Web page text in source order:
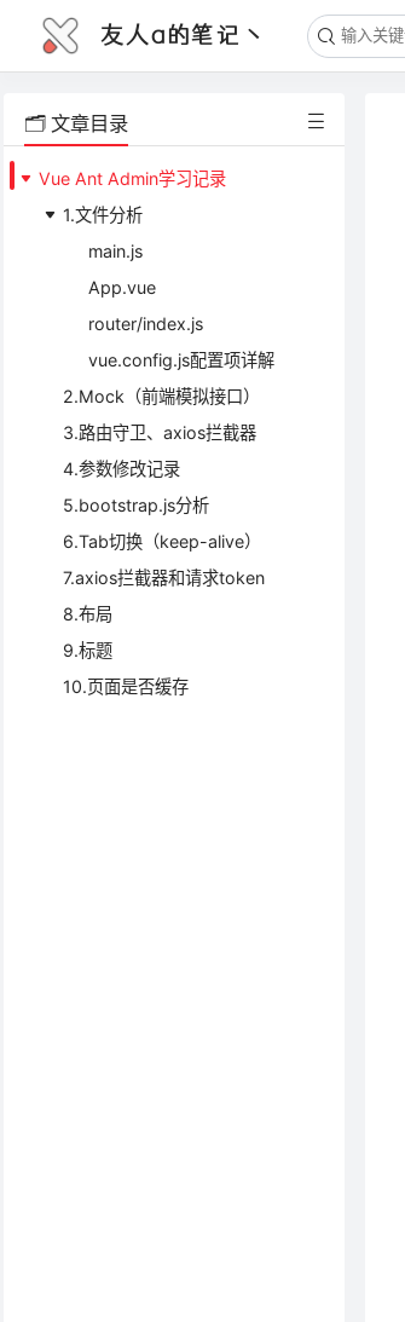
友人a的笔记丶
🗂️ 文章目录
Vue Ant Admin学习记录
1.文件分析
main.js
App.vue
router/index.js
vue.config.js配置项详解
2.Mock（前端模拟接口）
3.路由守卫、axios拦截器
4.参数修改记录
5.bootstrap.js分析
6.Tab切换（keep-alive）
7.axios拦截器和请求token
8.布局
9.标题
10.页面是否缓存